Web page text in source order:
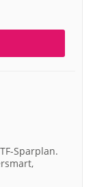
Sparplan.